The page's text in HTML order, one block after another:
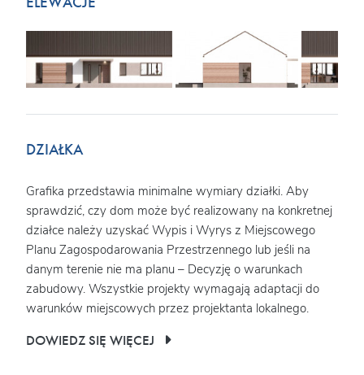
DZIAŁKA
Grafika przedstawia minimalne wymiary działki. Aby
sprawdzić, czy dom może być realizowany na konkretnej
działce należy uzyskać Wypis i Wyrys z Miejscowego
Planu Zagospodarowania Przestrzennego lub jeśli na
danym terenie nie ma planu – Decyzję o warunkach
zabudowy. Wszystkie projekty wymagają adaptacji do
warunków miejscowych przez projektanta lokalnego.
DOWIEDZ SIĘ WIĘCEJ